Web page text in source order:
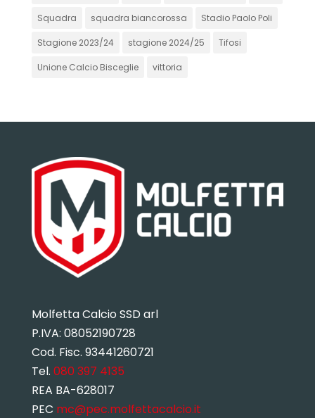
Squadra squadra biancorossa Stadio Paolo Poli
Stagione 2023/24 stagione 2024/25 Tifosi
Unione Calcio Bisceglie vittoria
Molfetta Calcio SSD arl
P.IVA: 08052190728
Cod. Fisc. 93441260721
Tel. 080 397 4135
REA BA-628017
PEC mc@pec.molfettacalcio.it